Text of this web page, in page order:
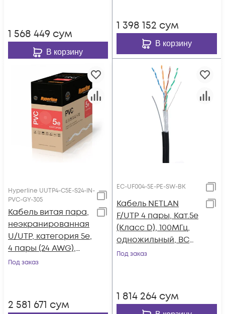
1 568 449 сум
В корзину
1 398 152 сум
В корзину
Hyperline UUTP4-C5E-S24-IN-
PVC-GY-305
Кабель витая пара,
неэкранированная
U/UTP, категория 5e,
4 пары (24 AWG),
одножильный
Под заказ
2 581 671 сум
EC-UF004-5E-PE-SW-BK
Кабель NETLAN
F/UTP 4 пары, Кат.5e
(Класс D), 100МГц,
одножильный, BC
(чистая медь),
тросом, черный,
Под заказ
1 814 264 сум